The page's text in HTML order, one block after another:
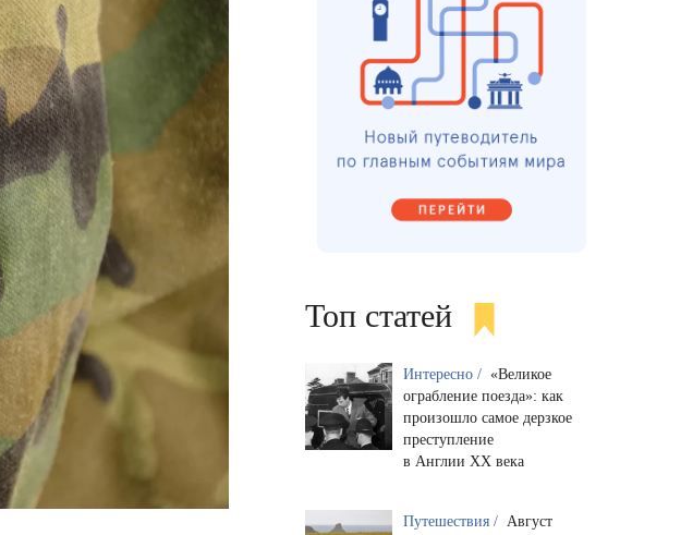
Топ статей
Интересно / «Великое
ограбление поезда»: как
произошло самое дерзкое
преступление
в Англии XX века
Путешествия / Август